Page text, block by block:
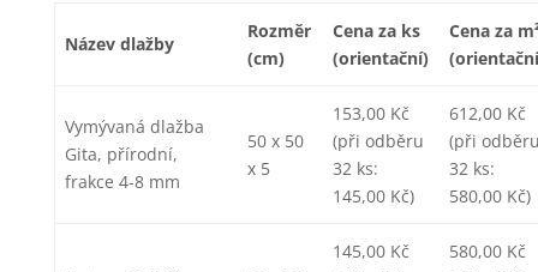
Název dlažby
Rozměr
(cm)
Cena za ks
(orientační)
Cena za
Vymývaná dlažba
Gita, přírodní,
frakce 4-8 mm
50 x 50
x 5
153,00 Kč
(při odběru
32 ks:
145,00 Kč)
612,00 Kč
(při
32 ks:
580,00 Kč)
145,00 Kč
580,00 Kč